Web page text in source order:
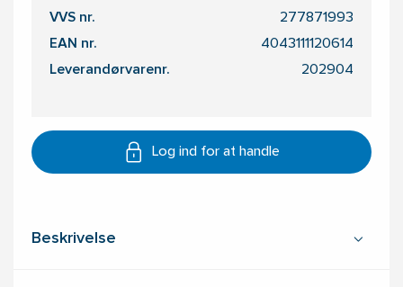
VVS nr. 277871993
EAN nr. 4043111120614
Leverandørvarenr. 202904
Log ind for at handle
Beskrivelse